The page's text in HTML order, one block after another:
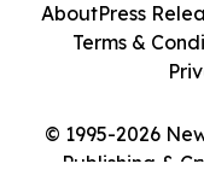
© 1995-2026
Publishing &
AboutPress
Terms &